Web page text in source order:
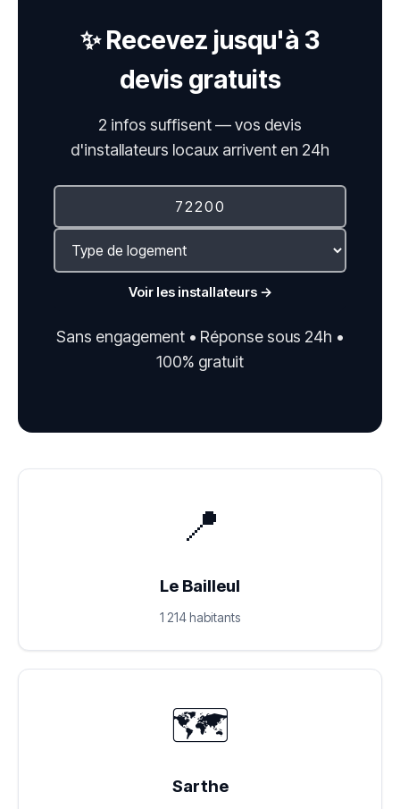
✨ Recevez jusqu'à 3
devis gratuits
2 infos suffisent — vos devis
d'installateurs locaux arrivent en 24h
Voir les installateurs →
Sans engagement • Réponse sous 24h •
100% gratuit
📍
Le Bailleul
1 214 habitants
🗺️
Sarthe